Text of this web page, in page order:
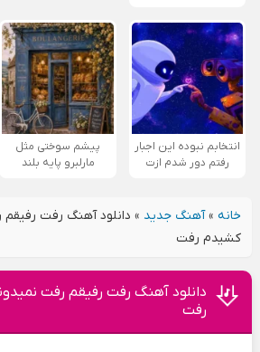
انتخابم نبوده این اجبار
رفتم دور شدم ازت
پیشم سوختی مثل
مارلبرو پایه بلند
خانه»آهنگ جدید » دانلود آهنگ رفت
کشیدم رفت
دانلود آهنگ رفت رفیقم رفت
رفت